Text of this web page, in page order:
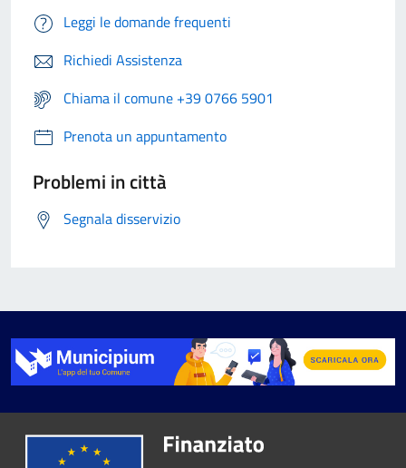
Leggi le domande frequenti
Richiedi Assistenza
Chiama il comune +39 0766 5901
Prenota un appuntamento
Problemi in città
Segnala disservizio